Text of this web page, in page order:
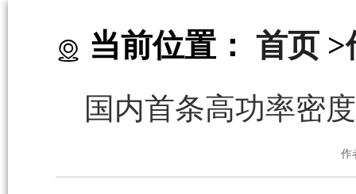
当前位置： 首页 >
国内首条高功率密
作